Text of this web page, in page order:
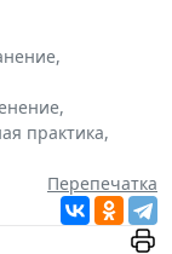
,
,
практика,
Перепечатка